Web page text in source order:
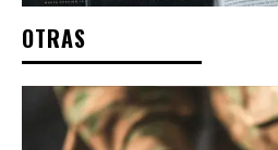
OTRAS